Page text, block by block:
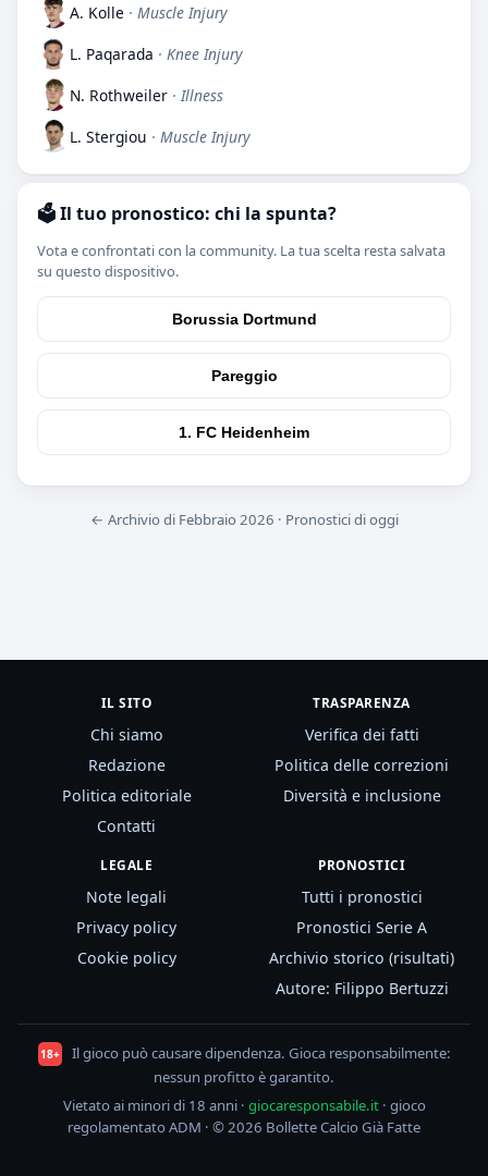
A. Kolle · Muscle Injury
L. Paqarada · Knee Injury
N. Rothweiler · Illness
L. Stergiou · Muscle Injury
🗳️ Il tuo pronostico: chi la spunta?
Vota e confrontati con la community. La tua scelta resta salvata
su questo dispositivo.
Borussia Dortmund
Pareggio
1. FC Heidenheim
← Archivio di Febbraio 2026 · Pronostici di oggi
IL SITO
Chi siamo
Redazione
Politica editoriale
Contatti
TRASPARENZA
Verifica dei fatti
Politica delle correzioni
Diversità e inclusione
LEGALE
Note legali
Privacy policy
Cookie policy
PRONOSTICI
Tutti i pronostici
Pronostici Serie A
Archivio storico (risultati)
Autore: Filippo Bertuzzi
18+
Il gioco può causare dipendenza. Gioca responsabilmente:
nessun profitto è garantito.
Vietato ai minori di 18 anni · giocaresponsabile.it· gioco
regolamentato ADM · © 2026 Bollette Calcio Già Fatte